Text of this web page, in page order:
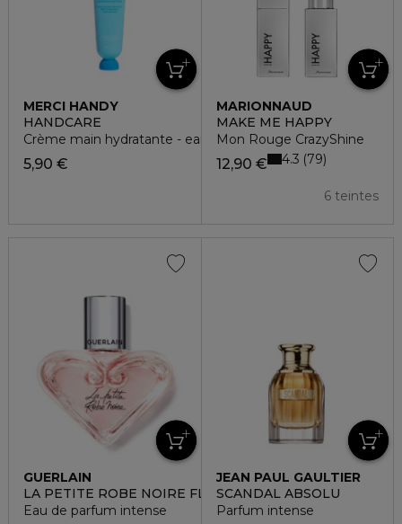
MERCI HANDY
HANDCARE
Crème main hydratante - earth
5,90 €
MARIONNAUD
MAKE ME HAPPY
Mon Rouge CrazyShine
12,90 €
6 teintes
4.3 79
GUERLAIN
LA PETITE ROBE NOIRE FLACON CŒUR
Eau de parfum intense
JEAN PAUL GAULTIER
SCANDAL ABSOLU
Parfum intense